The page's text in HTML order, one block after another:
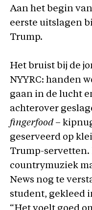
Aan het begin
eerste uitslagen
Trump.
Het bruist bij de
NYYRC: handen
gaan in de lucht
achterover
fingerfood –
geserveerd op
Trump-servetten.
countrymuziek
News nog te
student, gekleed